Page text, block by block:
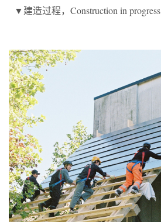
▼建造过程，Construction in progress